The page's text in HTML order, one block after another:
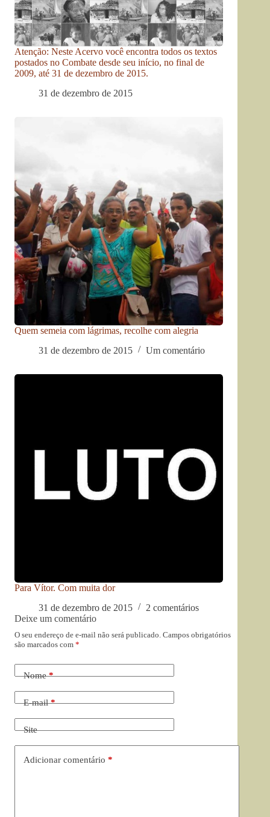
Atenção: Neste Acervo você encontra todos os textos
postados no Combate desde seu início, no final de
2009, até 31 de dezembro de 2015.
31 de dezembro de 2015
Quem semeia com lágrimas, recolhe com alegria
31 de dezembro de 2015
Um comentário
Para Vítor. Com muita dor
31 de dezembro de 2015
2 comentários
Deixe um comentário
O seu endereço de e-mail não será publicado. Campos obrigatórios
são marcados com *
Nome*
E-mail*
Site
Adicionar comentário *